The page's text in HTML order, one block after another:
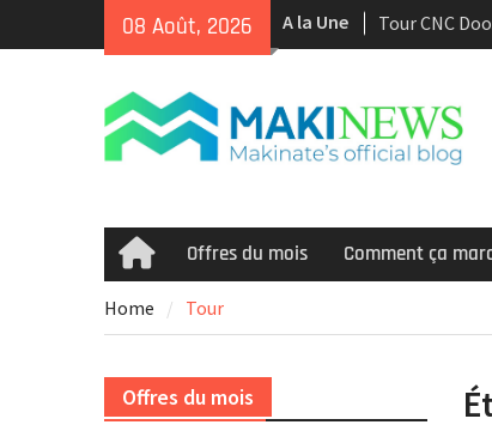
08 Août, 2026 A la Une
Tour CNC
d’occasion à
d’occasion
Smooth et de
multitâche
idéal pour
et la
HomeOffres du mois Comment ça
Home Tour
Offres du mois